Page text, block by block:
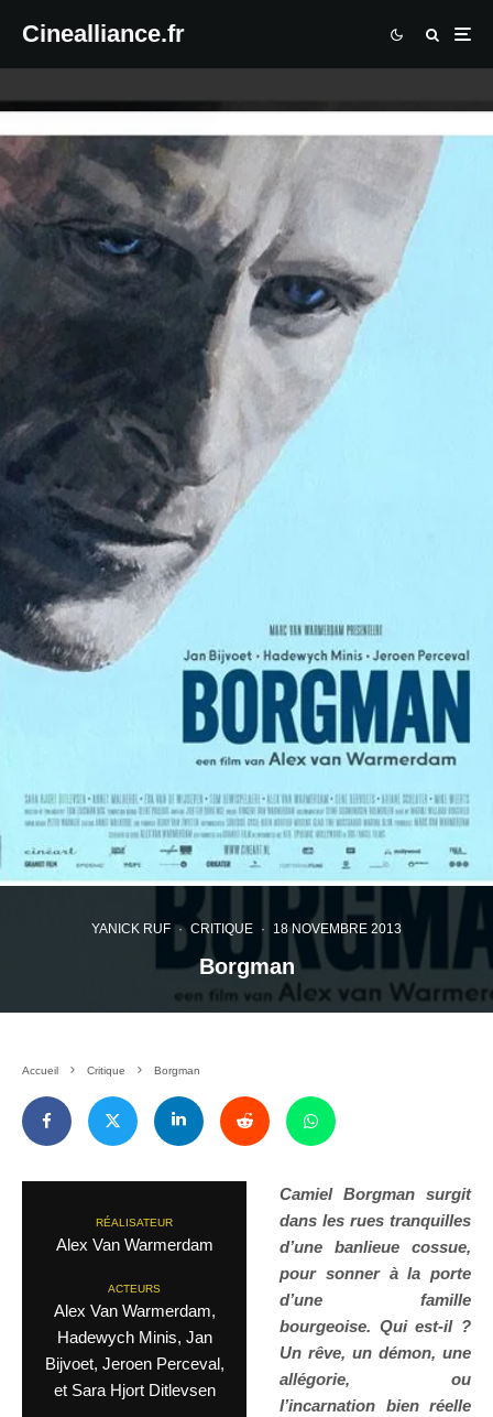
Cinealliance.fr
YANICK RUF · CRITIQUE · 18 NOVEMBRE 2013
Borgman
Accueil Critique Borgman
RÉALISATEUR
Alex Van Warmerdam
ACTEURS
Alex Van Warmerdam,
Hadewych Minis, Jan
Bijvoet, Jeroen Perceval,
et Sara Hjort Ditlevsen
Camiel Borgman surgit
dans les rues tranquilles
d’une banlieue cossue,
pour sonner à la porte
d’une famille
bourgeoise. Qui est-il ?
Un rêve, un démon, une
allégorie, ou
l’incarnation bien réelle